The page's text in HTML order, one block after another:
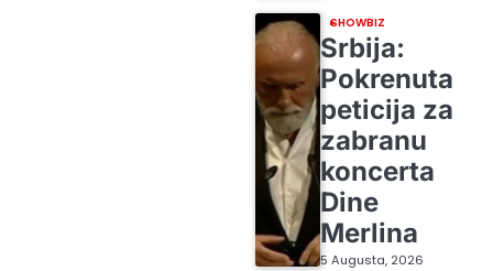
SHOWBIZ
Srbija:
Pokrenuta
peticija za
zabranu
koncerta
Dine
Merlina
5 Augusta, 2026